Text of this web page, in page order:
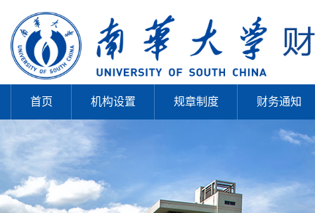
首页 机构设置 规章制度 财务通知